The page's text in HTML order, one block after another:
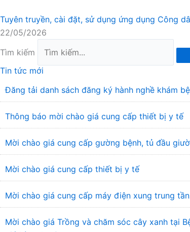
Tuyên truyền, cài đặt, sử dụng ứng dụng Công
22/05/2026
Tìm kiếm
Tin tức mới
Đăng tải danh sách đăng ký hành nghề khám
Thông báo mời chào giá cung cấp thiết bị y tế
Mời chào giá cung cấp gường bệnh, tủ đầu
Mời chào giá cung cấp thiết bị y tế
Mời chào giá cung cấp máy điện xung trung
Mời chào giá Trồng và chăm sóc cây xanh tại